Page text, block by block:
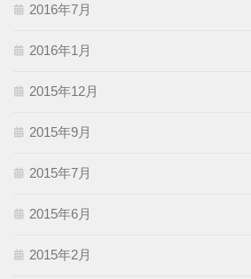
2016年7月
2016年1月
2015年12月
2015年9月
2015年7月
2015年6月
2015年2月